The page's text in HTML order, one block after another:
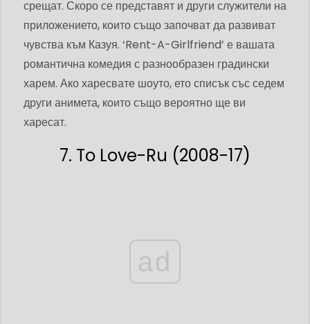
срещат. Скоро се представят и други служители на
приложението, които също започват да развиват
чувства към Казуя. ‘Rent-A-Girlfriend’ е вашата
романтична комедия с разнообразен градински
харем. Ако харесвате шоуто, ето списък със седем
други анимета, които също вероятно ще ви
харесат.
7. To Love-Ru (2008-17)
ad